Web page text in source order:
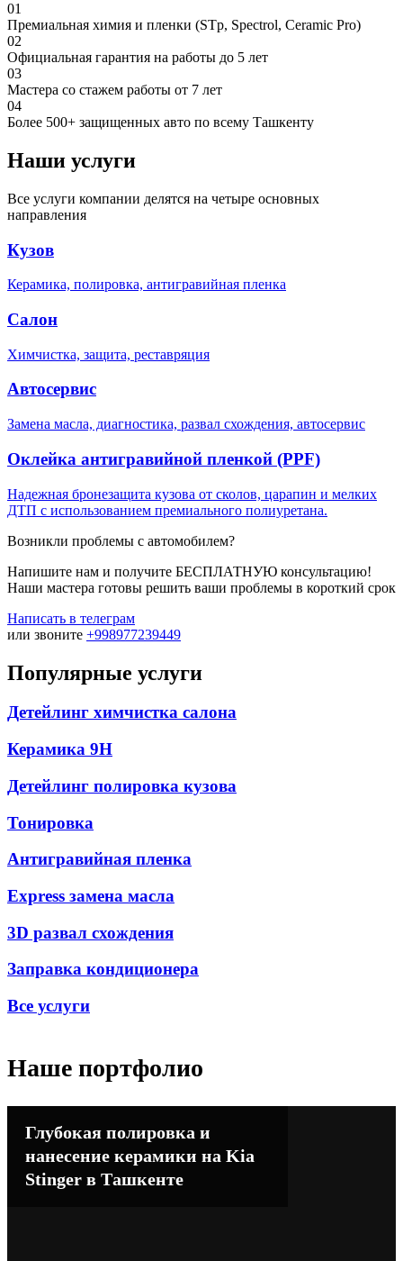
01
Премиальная химия и пленки (STp, Spectrol, Ceramic Pro)
02
Официальная гарантия на работы до 5 лет
03
Мастера со стажем работы от 7 лет
04
Более 500+ защищенных авто по всему Ташкенту
Наши услуги
Все услуги компании делятся на четыре основных
направления
Кузов
Керамика, полировка, антигравийная пленка
Салон
Химчистка, защита, реставряция
Автосервис
Замена масла, диагностика, развал схождения, автосервис
Оклейка антигравийной пленкой (PPF)
Надежная бронезащита кузова от сколов, царапин и мелких
ДТП с использованием премиального полиуретана.
Возникли проблемы с автомобилем?
Напишите нам и получите БЕСПЛАТНУЮ консультацию!
Наши мастера готовы решить ваши проблемы в короткий срок
Написать в телеграм
или звоните +998977239449
Популярные услуги
Детейлинг химчистка салона
Керамика 9H
Детейлинг полировка кузова
Тонировка
Антигравийная пленка
Express замена масла
3D развал схождения
Заправка кондиционера
Все услуги
Наше портфолио
Глубокая полировка и
нанесение керамики на Kia
Stinger в Ташкенте